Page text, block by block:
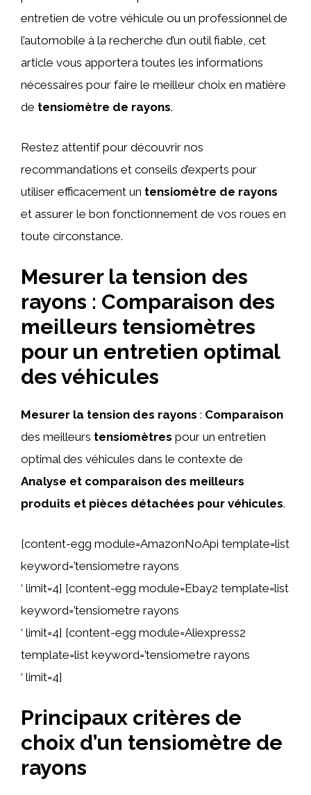
entretien de votre véhicule ou un professionnel de
l’automobile à la recherche d’un outil fiable, cet
article vous apportera toutes les informations
nécessaires pour faire le meilleur choix en matière
de tensiomètre de rayons.
Restez attentif pour découvrir nos
recommandations et conseils d’experts pour
utiliser efficacement un tensiomètre de rayons
et assurer le bon fonctionnement de vos roues en
toute circonstance.
Mesurer la tension des
rayons : Comparaison des
meilleurs tensiomètres
pour un entretien optimal
des véhicules
Mesurer la tension des rayons : Comparaison
des meilleurs tensiomètres pour un entretien
optimal des véhicules dans le contexte de
Analyse et comparaison des meilleurs
produits et pièces détachées pour véhicules.
[content-egg module=AmazonNoApi template=list
keyword=’tensiometre rayons
‘ limit=4] [content-egg module=Ebay2 template=list
keyword=’tensiometre rayons
‘ limit=4] [content-egg module=Aliexpress2
template=list keyword=’tensiometre rayons
‘ limit=4]
Principaux critères de
choix d’un tensiomètre de
rayons